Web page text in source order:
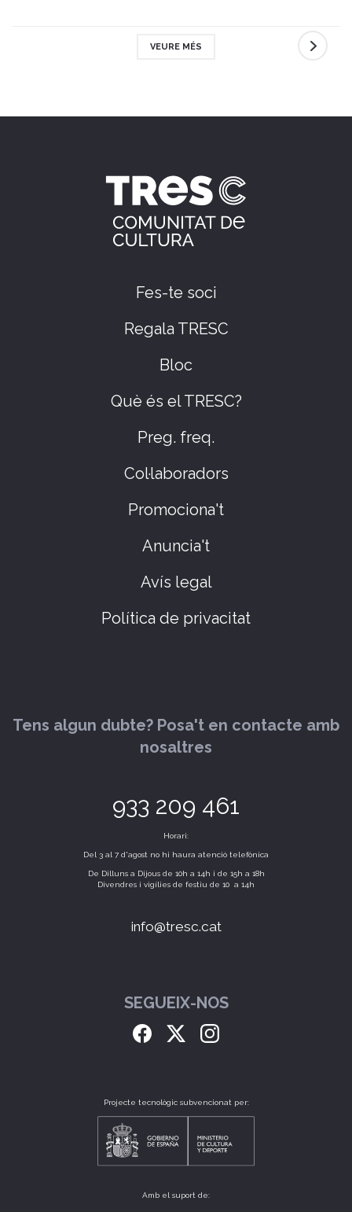
VEURE MÉS
Fes-te soci
Regala TRESC
Bloc
Què és el TRESC?
Preg. freq.
Col·laboradors
Promociona't
Anuncia't
Avís legal
Política de privacitat
Tens algun dubte? Posa't en contacte amb
nosaltres
933 209 461
Horari:
Del 3 al 7 d'agost no hi haura atenció telefònica
De Dilluns a Dijous de 10h a 14h i de 15h a 18h
Divendres i vigílies de festiu de 10 a 14h
info@tresc.cat
SEGUEIX-NOS
Projecte tecnològic subvencionat per:
Amb el suport de: